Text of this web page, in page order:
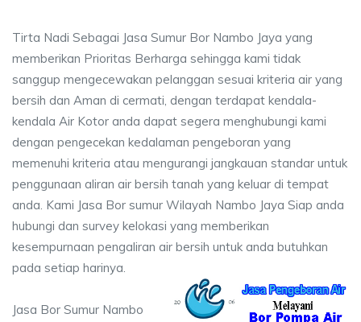
Tirta Nadi Sebagai Jasa Sumur Bor Nambo Jaya yang
memberikan Prioritas Berharga sehingga kami tidak
sanggup mengecewakan pelanggan sesuai kriteria air yang
bersih dan Aman di cermati, dengan terdapat kendala-
kendala Air Kotor anda dapat segera menghubungi kami
dengan pengecekan kedalaman pengeboran yang
memenuhi kriteria atau mengurangi jangkauan standar untuk
penggunaan aliran air bersih tanah yang keluar di tempat
anda. Kami Jasa Bor sumur Wilayah Nambo Jaya Siap anda
hubungi dan survey kelokasi yang memberikan
kesempurnaan pengaliran air bersih untuk anda butuhkan
pada setiap harinya.
Jasa Bor Sumur Nambo